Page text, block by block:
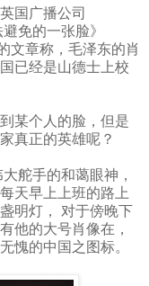
国广播公司
免的一张脸》
文章称，毛泽东的肖
已经是山德士上校
某个人的脸，但是
真正的英雄呢？
舵手的和蔼眼神，
天早上上班的路上
明灯， 对于傍晚下
他的大号肖像在，
愧的中国之图标。